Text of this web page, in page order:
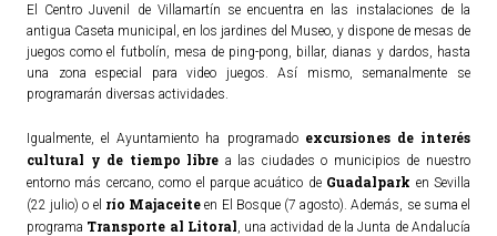
El Centro Juvenil de Villamartín se encuentra en las instalaciones de la
antigua Caseta municipal, en los jardines del Museo, y dispone de mesas de
juegos como el futbolín, mesa de ping-pong, billar, dianas y dardos, hasta
una zona especial para video juegos. Así mismo, semanalmente se
programarán diversas actividades.
Igualmente, el Ayuntamiento ha programado excursiones de interés
cultural y de tiempo libre a las ciudades o municipios de nuestro
entorno más cercano, como el parque acuático de Guadalpark en Sevilla
(22 julio) o el río Majaceite en El Bosque (7 agosto). Además, se suma el
programa Transporte al Litoral, una actividad de la Junta de Andalucía